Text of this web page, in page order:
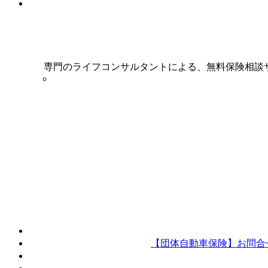
専門のライフコンサルタントによる、無料保険相
【団体自動車保険】お問